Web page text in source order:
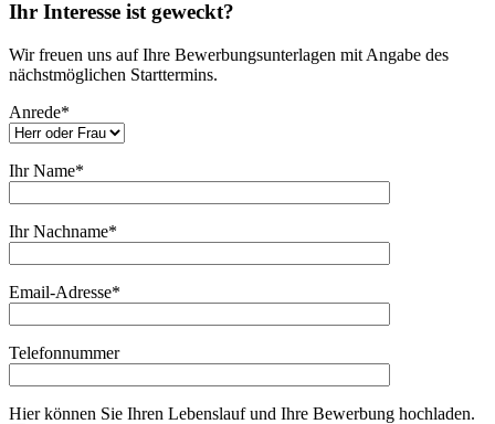
Ihr Interesse ist geweckt?
Wir freuen uns auf Ihre Bewerbungsunterlagen mit Angabe des
nächstmöglichen Starttermins.
Anrede*
Ihr Name*
Ihr Nachname*
Email-Adresse*
Telefonnummer
Hier können Sie Ihren Lebenslauf und Ihre Bewerbung hochladen.